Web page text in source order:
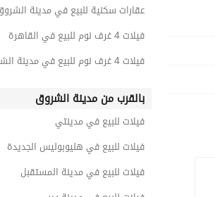
عقارات سكنية للبيع في مدينة
فيلات 4 غرف نوم للبيع في القاهرة
فيلات 4 غرف نوم للبيع في مدينة الشروق
بالقرب من مدينة الشروق
فيلات للبيع في مدينتي
فيلات للبيع في هليوبوليس الجديدة
فيلات للبيع في مدينة المستقبل